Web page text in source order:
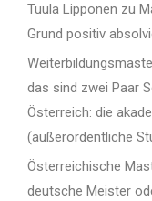
Tuula Lipponen zu
Grund positiv
das sind zwei Paar
Österreich: die
(außerordentliche
Österreichische
deutsche Meister